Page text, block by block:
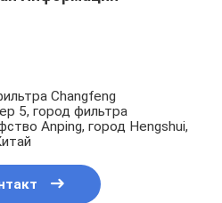
Changfeng
5, город фильтра
Anping, город Hengshui,